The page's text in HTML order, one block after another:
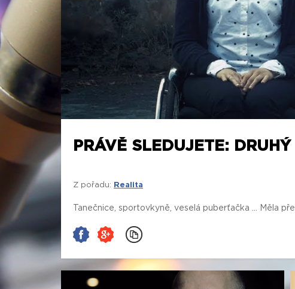
PRÁVĚ SLEDUJETE:
Z pořadu: Realita
Tanečnice, sportovkyně, veselá puberťačka ... Měla